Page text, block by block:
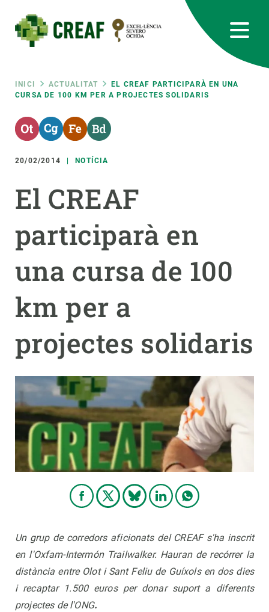
contingut
Fil
d'ariadna
INICI ACTUALITAT
EL CREAF PARTICIPARÀ EN UNA
CURSA DE 100 KM PER A PROJECTES SOLIDARIS
20/02/2014 NOTÍCIA
El CREAF
participarà en
una cursa de 100
km per a
projectes solidaris
Un grup de corredors aficionats del CREAF s'ha inscrit
en l'Oxfam-Intermón Trailwalker. Hauran de recórrer la
distància entre Olot i Sant Feliu de Guíxols en dos dies
i recaptar 1.500 euros per donar suport a diferents
projectes de l'ONG.
RRSS
Featured
responsive
INTRANET
Responsive
menu
CIÈNCIA EN ACCIÓ
UNEIX-TE A NOSALTRES
PARTICIPA
NOTÍCIES I AGENDA